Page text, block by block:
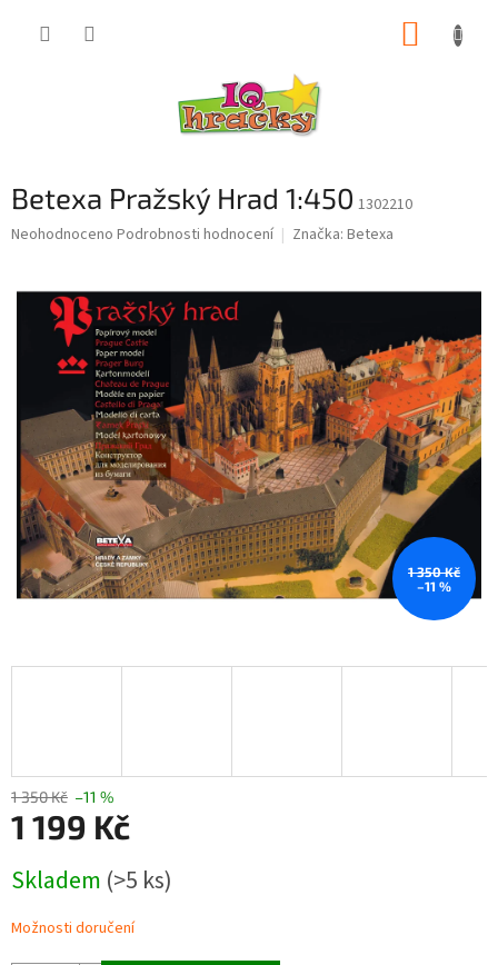
Betexa Pražský Hrad 1:450 1302210
Průměrné
je
hvězdiček.
Neohodnoceno Podrobnosti hodnocení Značka: Betexa
1 350 Kč
–11 %
1 350 Kč –11 %
1 199 Kč
cena:
Skladem (>5 ks)
Možnosti doručení